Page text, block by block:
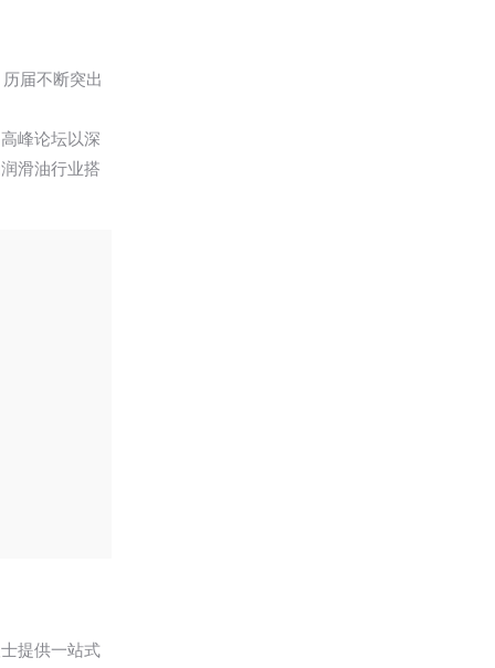
届不断突出
峰论坛以深
滑油行业搭
提供一站式